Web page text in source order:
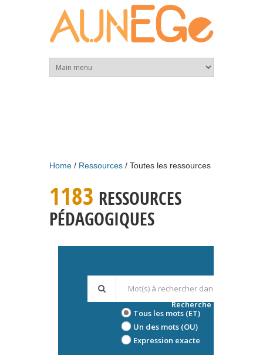
Home Ressources Toutes les ressources
1183 RESSOURCES
PÉDAGOGIQUES
Tous les mots (ET)
Un des mots (OU)
Expression exacte
Recherche avancée